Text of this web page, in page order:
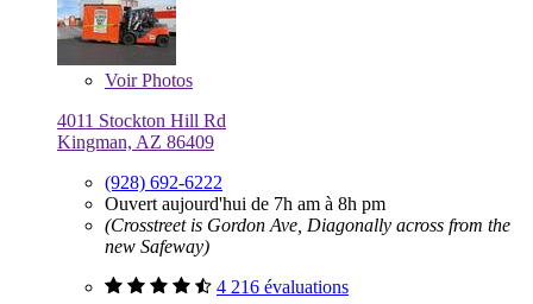
VoirPhotos
4011 Stockton Hill Rd
Kingman, AZ 86409
(928) 692-6222
Ouvert aujourd'hui de 7h am à 8h pm
(Crosstreet is Gordon Ave, Diagonally across from the
new Safeway)
4 216 évaluations